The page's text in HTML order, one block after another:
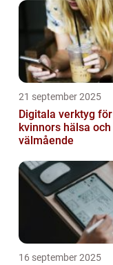
21 september 2025
Digitala verktyg för
kvinnors hälsa och
välmående
16 september 2025